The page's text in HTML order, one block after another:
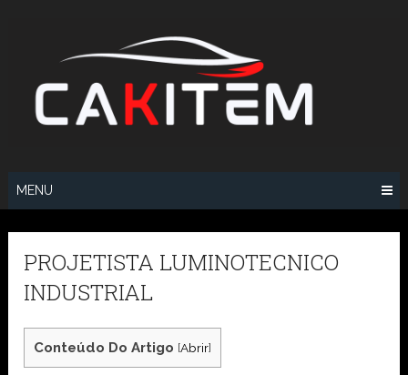
MENU
PROJETISTA LUMINOTECNICO
INDUSTRIAL
Conteúdo Do Artigo [Abrir]